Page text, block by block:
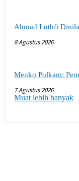
Ahmad Luthfi
8 Agustus 2026
Menko Polkam:
7 Agustus 2026
Muat lebih banyak